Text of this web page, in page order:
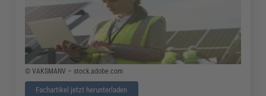
© VAKSMANV – stock.adobe.com
Fachartikel jetzt herunterladen